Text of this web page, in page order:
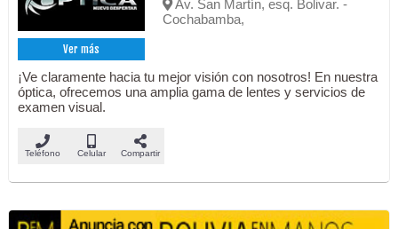
Ver más
Av. San Martín, esq. Bolivar. -
Cochabamba,
¡Ve claramente hacia tu mejor visión con nosotros! En nuestra
óptica, ofrecemos una amplia gama de lentes y servicios de
examen visual.
Teléfono Celular Compartir